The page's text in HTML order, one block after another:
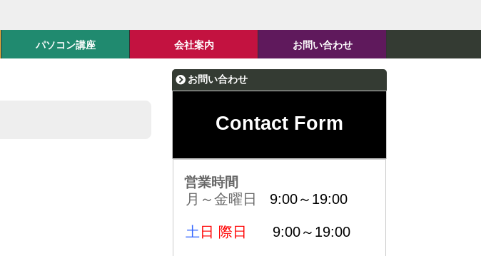
パソコン講座 会社案内 お問い合わせ
お問い合わせ
Contact Form
営業時間
月～金曜日 9:00～19:00
土 日 際日 9:00～19:00